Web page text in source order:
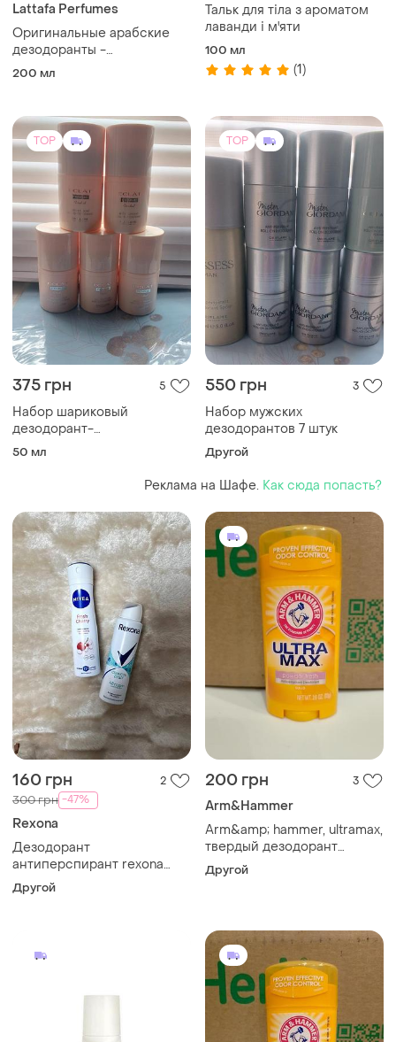
Lattafa Perfumes
Оригинальные арабские
дезодоранты -
невероятная устойчивость,
ноты
200 мл
Тальк для тіла з ароматом
лаванди і м'яти
100 мл
(1)
TOP
375 грн 5
Набор шариковый
дезодорант-
антиперспирант eclat
50 мл
TOP
550 грн 3
Набор мужских
дезодорантов 7 штук
Другой
Реклама на Шафе. Как сюда попасть?
160 грн 2
300 грн -47%
Rexona
Дезодорант
антиперспирант rexona
nivea cherry
Другой
200 грн 3
Arm&Hammer
Arm&amp; hammer, ultramax,
твердый дезодорант
-антиперспирант для
женщин, со свежим
Другой